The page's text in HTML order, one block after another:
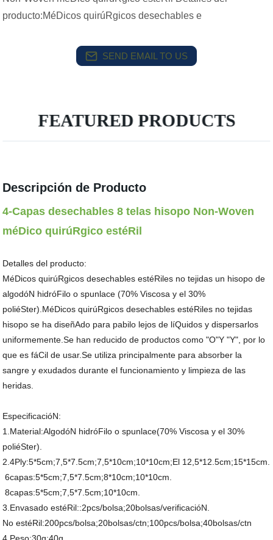
producto:MéDicos quirúRgicos desechables e
SEND EMAIL TO US
FEATURED PRODUCTS
Descripción de Producto
4-Capas desechables 8 telas hisopo Non-Woven
méDico quirúRgico estéRil
Detalles del producto:
MéDicos quirúRgicos desechables estéRiles no tejidas un hisopo de
algodóN hidróFilo o spunlace (70% Viscosa y el 30%
poliéSter).MéDicos quirúRgicos desechables estéRiles no tejidas
hisopo se ha diseñAdo para pabilo lejos de líQuidos y dispersarlos
uniformemente.Se han reducido de productos como "O"Y "Y", por lo
que es fáCil de usar.Se utiliza principalmente para absorber la
sangre y exudados durante el funcionamiento y limpieza de las
heridas.
EspecificacióN:
1.Material:AlgodóN hidróFilo o spunlace(70% Viscosa y el 30%
poliéSter).
2.4Ply:5*5cm;7,5*7.5cm;7,5*10cm;10*10cm;El 12,5*12.5cm;15*15cm.
6capas:5*5cm;7,5*7.5cm;8*10cm;10*10cm.
8capas:5*5cm;7,5*7.5cm;10*10cm.
3.Envasado estéRil::2pcs/bolsa;20bolsas/verificacióN.
No estéRil:200pcs/bolsa;20bolsas/ctn;100pcs/bolsa;40bolsas/ctn